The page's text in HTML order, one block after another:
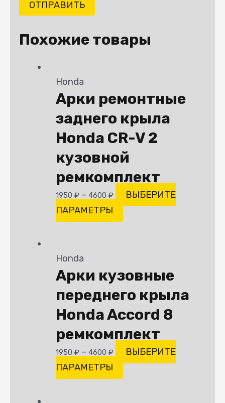
Похожие товары
Honda
Арки ремонтные
заднего крыла
Honda CR-V 2
кузовной
ремкомплект
1950₽ –4600₽
ВЫБЕРИТЕ
ПАРАМЕТРЫ
Honda
Арки кузовные
переднего крыла
Honda Accord 8
ремкомплект
1950₽ –4600₽
ВЫБЕРИТЕ
ПАРАМЕТРЫ